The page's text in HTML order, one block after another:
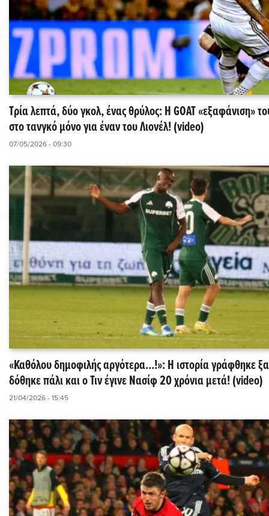
Τρία λεπτά, δύο γκολ, ένας θρύλος: Η GOAT «εξαφάνιση»
στο τανγκό μόνο για έναν του Λιονέλ! (video)
07/05/2026 - 09:30
«Καθόλου δημοφιλής αργότερα...!»: Η ιστορία γράφθηκε
δόθηκε πάλι και ο Τιν έγινε Νασίφ 20 χρόνια μετά! (video)
21/04/2026 - 15:45